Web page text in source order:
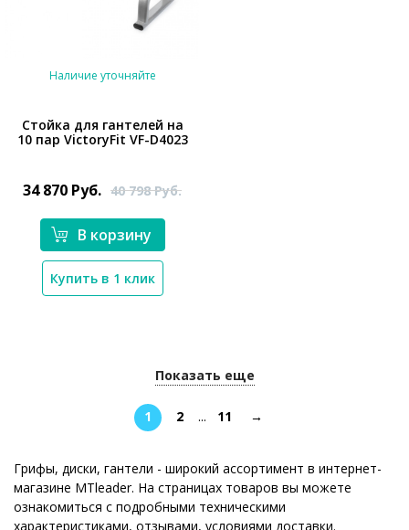
Наличие уточняйте
Стойка для гантелей на
10 пар VictoryFit VF-D4023
34 870 Руб. 40 798Руб.
В корзину
Купить в 1 клик
Показать еще
1 2 ... 11 →
Грифы, диски, гантели - широкий ассортимент в интернет-
магазине MTleader. На страницах товаров вы можете
ознакомиться с подробными техническими
характеристиками, отзывами, условиями доставки.